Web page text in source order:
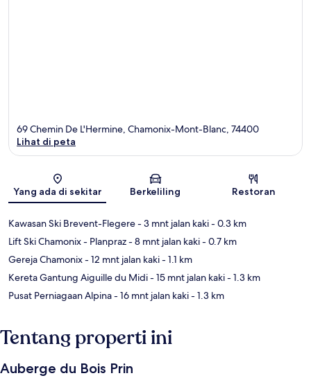
Peta
69 Chemin De L'Hermine, Chamonix-Mont-Blanc, 74400
Lihat di peta
Yang ada di sekitar Berkeliling Restoran
Kawasan Ski Brevent-Flegere- 3 mnt jalan kaki- 0.3 km
Lift Ski Chamonix - Planpraz- 8 mnt jalan kaki- 0.7 km
Gereja Chamonix- 12 mnt jalan kaki- 1.1 km
Kereta Gantung Aiguille du Midi- 15 mnt jalan kaki- 1.3 km
Pusat Perniagaan Alpina- 16 mnt jalan kaki- 1.3 km
Tentang properti ini
Auberge du Bois Prin